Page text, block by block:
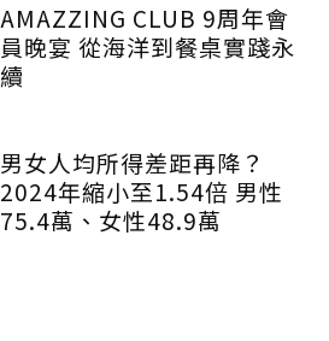
AMAZZING CLUB 9周年會
員晚宴 從海洋到餐桌實踐永
續
男女人均所得差距再降？
2024年縮小至1.54倍 男性
75.4萬、女性48.9萬